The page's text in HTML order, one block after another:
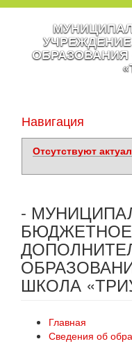
Навигация
Отсутствуют
-
ШКОЛА
Главная
Сведения об